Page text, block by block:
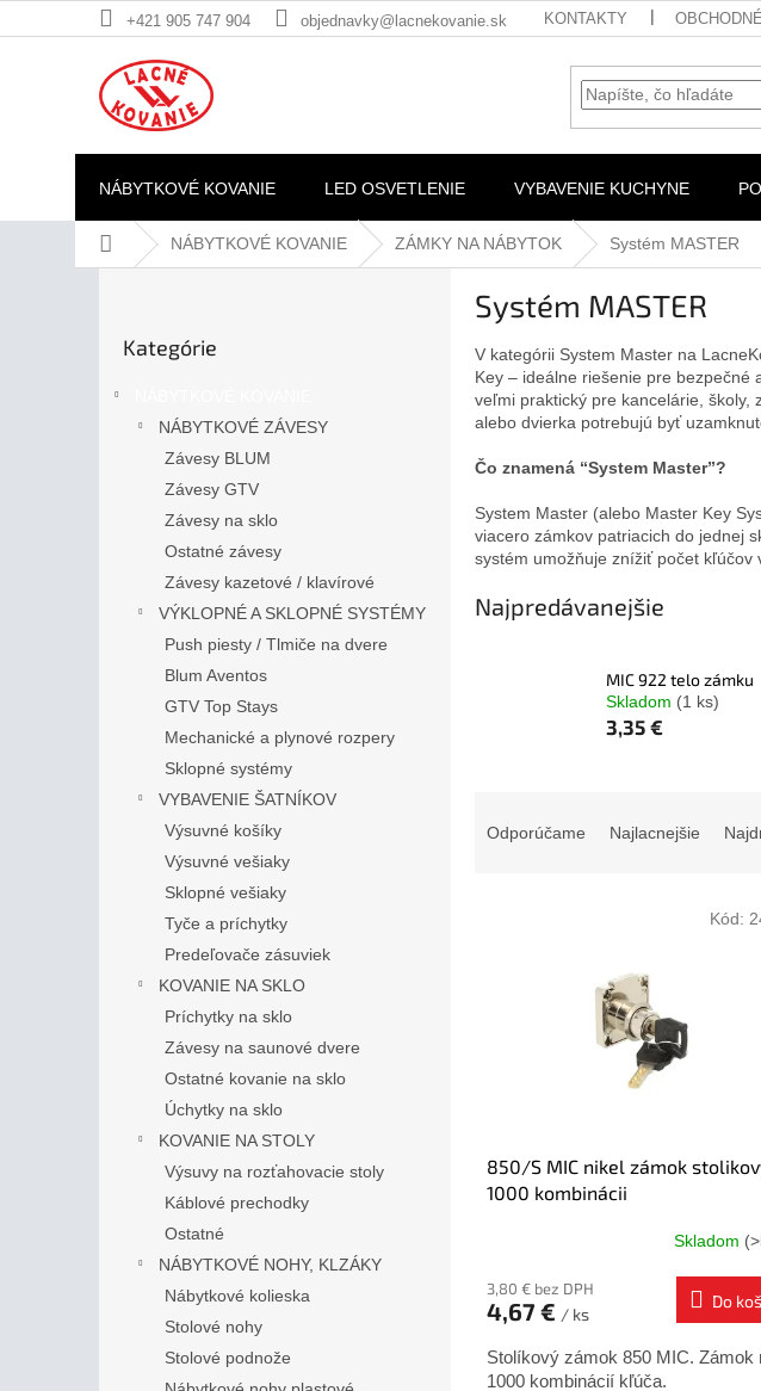
na
+421 905 747 904 objednavky@lacnekovanie.sk KONTAKTY
NÁBYTKOVÉ KOVANIE LED OSVETLENIE VYBAVENIE KUCHYNE
DomovNÁBYTKOVÉ KOVANIE ZÁMKY NA NÁBYTOK Systém MASTER
kategórie
Kategórie
NÁBYTKOVÉ ZÁVESY
Závesy BLUM
Závesy GTV
Závesy na sklo
Ostatné závesy
Závesy kazetové / klavírové
VÝKLOPNÉ A SKLOPNÉ SYSTÉMY
Push piesty / Tlmiče na dvere
Blum Aventos
GTV Top Stays
Mechanické a plynové rozpery
Sklopné systémy
VYBAVENIE ŠATNÍKOV
Výsuvné košíky
Výsuvné vešiaky
Sklopné vešiaky
Tyče a príchytky
Predeľovače zásuviek
KOVANIE NA SKLO
Príchytky na sklo
Závesy na saunové dvere
Ostatné kovanie na sklo
Úchytky na sklo
KOVANIE NA STOLY
Výsuvy na rozťahovacie stoly
Káblové prechodky
Ostatné
NÁBYTKOVÉ NOHY, KLZÁKY
Nábytkové kolieska
Stolové nohy
Stolové podnože
Systém MASTER
V kategórii System Master na
Key – ideálne riešenie pre bezpečné
veľmi praktický pre kancelárie, školy,
alebo dvierka potrebujú byť
Čo znamená “System Master”?
System Master (alebo Master Key
viacero zámkov patriacich do jednej
systém umožňuje znížiť počet kľúčov
Najpredávanejšie
MIC 922 telo zámku
Skladom (1 ks)
3,35 €
Odporúčame Najlacnejšie
850/S MIC nikel zámok
1000 kombinácii
Skladom
3,80 € bez DPH
4,67 € / ks
Do
Stolíkový zámok 850 MIC. Zámok
1000 kombinácií kľúča.
Kód: